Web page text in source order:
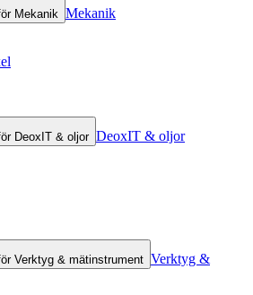
Mekanik Mekanik
DeoxIT & oljor DeoxIT & oljor
Verktyg & mätinstrument Verktyg &